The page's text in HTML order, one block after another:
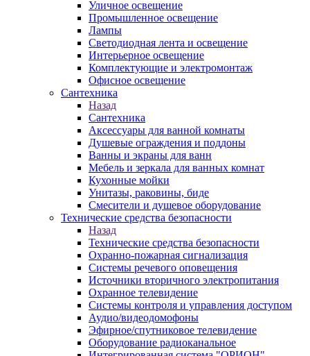
Уличное освещение
Промышленное освещение
Лампы
Светодиодная лента и освещение
Интерьерное освещение
Комплектующие и электромонтаж
Офисное освещение
Сантехника
Назад
Сантехника
Аксессуары для ванной комнаты
Душевые ограждения и поддоны
Ванны и экраны для ванн
Мебель и зеркала для ванных комнат
Кухонные мойки
Унитазы, раковины, биде
Смесители и душевое оборудование
Технические средства безопасности
Назад
Технические средства безопасности
Охранно-пожарная сигнализация
Системы речевого оповещения
Источники вторичного электропитания
Охранное телевидение
Системы контроля и управления доступом
Аудио/видеодомофоны
Эфирное/спутниковое телевидение
Оборудование радиоканальное